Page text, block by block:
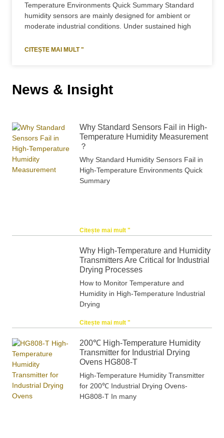
Temperature Environments Quick Summary Standard
humidity sensors are mainly designed for ambient or
moderate industrial conditions. Under sustained high
CITEȘTE MAI MULT "
News & Insight
Why Standard Sensors Fail in High-
Temperature Humidity Measurement
？
Why Standard Humidity Sensors Fail in
High-Temperature Environments Quick
Summary
Citește mai mult "
Why High-Temperature and Humidity
Transmitters Are Critical for Industrial
Drying Processes
How to Monitor Temperature and
Humidity in High-Temperature Industrial
Drying
Citește mai mult "
200℃ High-Temperature Humidity
Transmitter for Industrial Drying
Ovens HG808-T
High-Temperature Humidity Transmitter
for 200℃ Industrial Drying Ovens-
HG808-T In many